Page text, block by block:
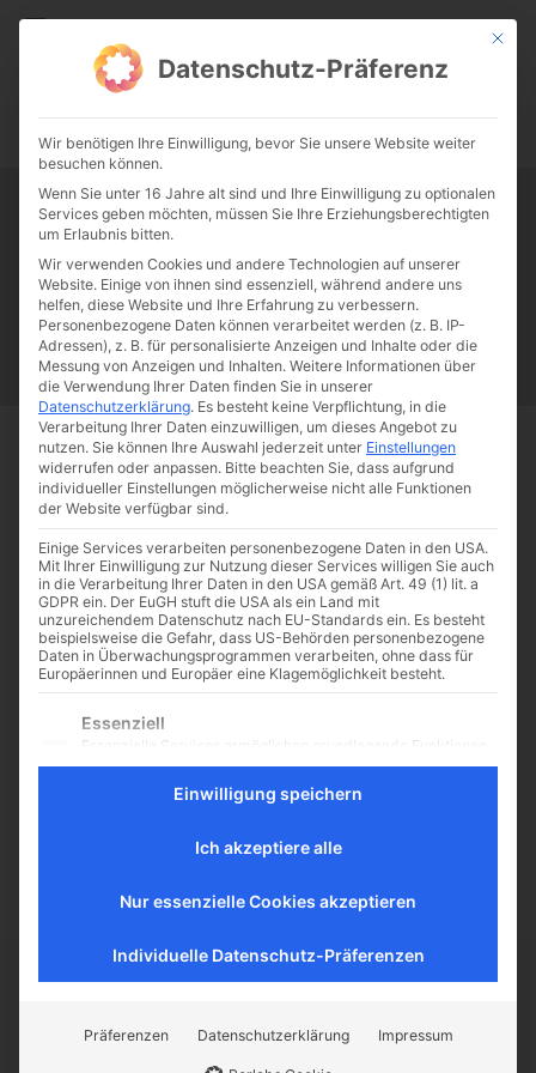
CATHWALK.DE
0:00 -:--
Tag:Wahrheit
Papst Franziskus Ehe Sex Liebe Familie
Katholizismus
Franziskus
50 Jahre Humanae vitae Katholische Kirche
Rationale Argumente für
die Wahrheit des
christlichen Glaubens
7 Thesen, warum es absolut
wahrscheinlich ist, dass das Neue
Testament Wahres berichtet Glaube
kann man zwar nicht beweisen –
man kann ihn aber auch...
Start Schlagworte Wahrheit
Mit
Datenschutz-Präferenz
Wir benötigen Ihre Einwilligung, bevor Sie unsere Website weiter
besuchen können.
Wenn Sie unter 16 Jahre alt sind und Ihre Einwilligung zu optionalen
Services geben möchten, müssen Sie Ihre Erziehungsberechtigten
um Erlaubnis bitten.
Wir verwenden Cookies und andere Technologien auf unserer
Website. Einige von ihnen sind essenziell, während andere uns
helfen, diese Website und Ihre Erfahrung zu verbessern.
Personenbezogene Daten können verarbeitet werden (z. B. IP-
Adressen), z. B. für personalisierte Anzeigen und Inhalte oder die
Messung von Anzeigen und Inhalten. Weitere Informationen über
die Verwendung Ihrer Daten finden Sie in unserer
Datenschutzerklärung. Es besteht keine Verpflichtung, in die
Verarbeitung Ihrer Daten einzuwilligen, um dieses Angebot zu
nutzen. Sie können Ihre Auswahl jederzeit unter Einstellungen
widerrufen oder anpassen. Bitte beachten Sie, dass aufgrund
individueller Einstellungen möglicherweise nicht alle Funktionen
der Website verfügbar sind.
Einige Services verarbeiten personenbezogene Daten in den USA.
Mit Ihrer Einwilligung zur Nutzung dieser Services willigen Sie auch
in die Verarbeitung Ihrer Daten in den USA gemäß Art. 49 (1) lit. a
GDPR ein. Der EuGH stuft die USA als ein Land mit
unzureichendem Datenschutz nach EU-Standards ein. Es besteht
beispielsweise die Gefahr, dass US-Behörden personenbezogene
Daten in Überwachungsprogrammen verarbeiten, ohne dass für
Europäerinnen und Europäer eine Klagemöglichkeit besteht.
Es folgt eine Liste der Service-Gruppen, für die eine
Essenziell
Essenzielle Services ermöglichen grundlegende Funktionen
und sind für das ordnungsgemäße Funktionieren der
Website erforderlich.
Statistik-Cookies sammeln Nutzungsdaten, die uns
Aufschluss darüber geben, wie unsere Besucher mit unserer
werden standardmäßig blockiert. Wenn externe Services
akzeptiert werden, ist für den Zugriff auf diese Inhalte keine
Einwilligung speichern
Ich akzeptiere alle
Nur essenzielle Cookies akzeptieren
Individuelle Datenschutz-Präferenzen
Präferenzen Datenschutzerklärung Impressum